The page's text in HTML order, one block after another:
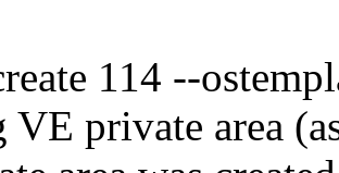
114 --
VE private area